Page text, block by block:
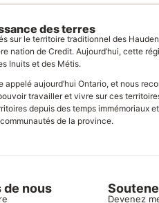
des terres
sur le territoire traditionnel des
nation de Credit. Aujourd’hui, cette
Inuits et des Métis.
aujourd’hui Ontario, et nous
travailler et vivre sur ces
depuis des temps immémoriaux
de la province.
de nous
Devenez